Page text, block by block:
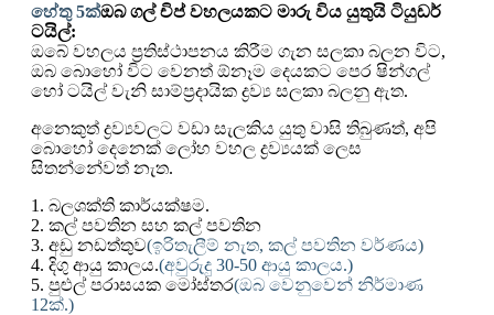
හේතු 5ක්ඔබ ගල් චිප් වහලයකට මාරු විය යුතුයි ටියුඩර්
ටයිල්:
ඔබේ වහලය ප්‍රතිස්ථාපනය කිරීම ගැන සලකා බලන විට,
ඔබ බොහෝ විට වෙනත් ඕනෑම දෙයකට පෙර ෂින්ගල්
හෝ ටයිල් වැනි සාම්ප්‍රදායික ද්‍රව්‍ය සලකා බලනු ඇත.
අනෙකුත් ද්‍රව්‍යවලට වඩා සැලකිය යුතු වාසි තිබුණත්, අපි
බොහෝ දෙනෙක් ලෝහ වහල ද්‍රව්‍යයක් ලෙස
සිතන්නේවත් නැත.
1. බලශක්ති කාර්යක්ෂම.
2. කල් පවතින සහ කල් පවතින
3. අඩු නඩත්තුව(ඉරිතැලීම් නැත, කල් පවතින වර්ණය)
4. දිගු ආයු කාලය.(අවුරුදු 30-50 ආයු කාලය.)
5. පුළුල් පරාසයක මෝස්තර(ඔබ වෙනුවෙන් නිර්මාණ
12ක්.)